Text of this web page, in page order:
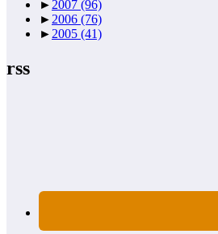
► 2007 (96)
► 2006 (76)
► 2005 (41)
rss